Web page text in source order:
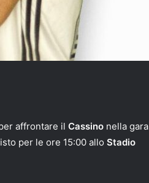
affrontare il Cassino nella gara
per le ore 15:00 allo Stadio